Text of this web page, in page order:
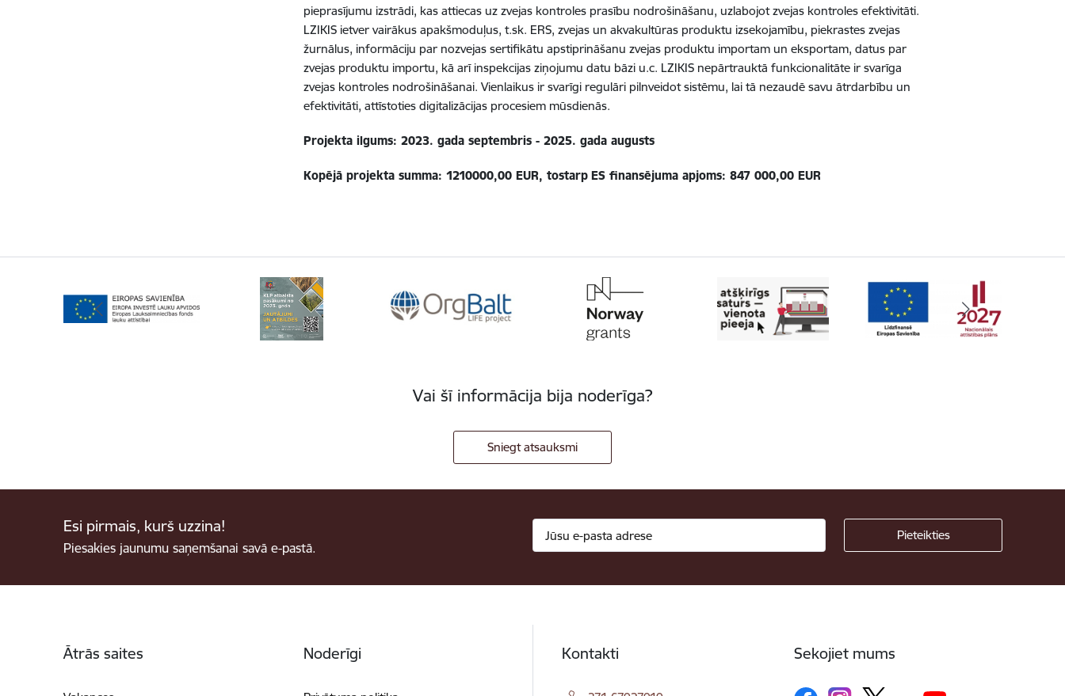
pieprasījumu izstrādi, kas attiecas uz zvejas kontroles prasību nodrošināšanu, uzlabojot zvejas kontroles efektivitāti.
LZIKIS ietver vairākus apakšmoduļus, t.sk. ERS, zvejas un akvakultūras produktu izsekojamību, piekrastes zvejas
žurnālus, informāciju par nozvejas sertifikātu apstiprināšanu zvejas produktu importam un eksportam, datus par
zvejas produktu importu, kā arī inspekcijas ziņojumu datu bāzi u.c. LZIKIS nepārtrauktā funkcionalitāte ir svarīga
zvejas kontroles nodrošināšanai. Vienlaikus ir svarīgi regulāri pilnveidot sistēmu, lai tā nezaudē savu ātrdarbību un
efektivitāti, attīstoties digitalizācijas procesiem mūsdienās.
Projekta ilgums: 2023. gada septembris - 2025. gada augusts
Kopējā projekta summa: 1210000,00 EUR, tostarp ES finansējuma apjoms: 847 000,00EUR
Vai šī informācija bija noderīga?
Sniegt atsauksmi
Esi pirmais, kurš uzzina!
Piesakies jaunumu saņemšanai savā e-pastā.
Ātrās saites Noderīgi Kontakti Sekojiet mums